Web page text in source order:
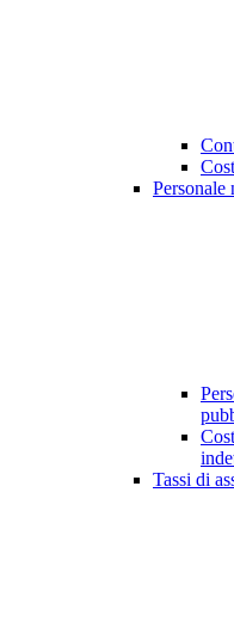
Personale
Tassi di